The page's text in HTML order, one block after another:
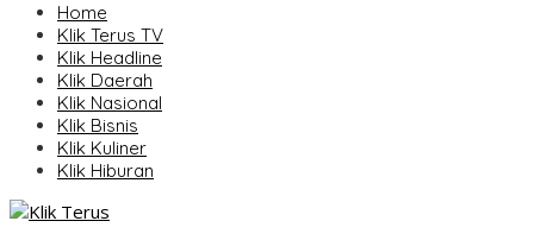
Home
Klik Terus TV
Klik Headline
Klik Daerah
Klik Nasional
Klik Bisnis
Klik Kuliner
Klik Hiburan